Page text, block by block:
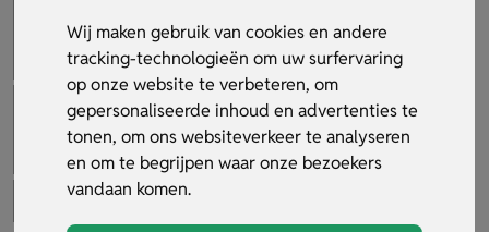
Wij maken gebruik van cookies en andere
tracking-technologieën om uw surfervaring
op onze website te verbeteren, om
gepersonaliseerde inhoud en advertenties te
tonen, om ons websiteverkeer te analyseren
en om te begrijpen waar onze bezoekers
vandaan komen.